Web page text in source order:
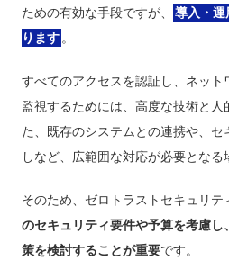
ための有効な手段ですが、
導入・運
ります 。
すべてのアクセスを認証し、ネット
監視するためには、高度な技術と人
た、既存のシステムとの連携や、
しなど、広範囲な対応が必要となる
そのため、ゼロトラストセキュリテ
のセキュリティ要件や予算を考慮
策を検討することが重要です。